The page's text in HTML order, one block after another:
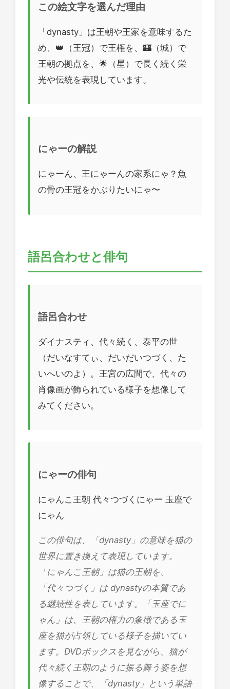
この絵文字を選んだ理由
「dynasty」は王朝や王家を意味するた
め、👑（王冠）で王権を、🏰（城）で
王朝の拠点を、🌟（星）で長く続く栄
光や伝統を表現しています。
にゃーの解説
にゃーん、王にゃーんの家系にゃ？魚
の骨の王冠をかぶりたいにゃ〜
語呂合わせと俳句
語呂合わせ
ダイナスティ、代々続く、泰平の世
（だいなすてぃ、だいだいつづく、た
いへいのよ）。王宮の広間で、代々の
肖像画が飾られている様子を想像して
みてください。
にゃーの俳句
にゃんこ王朝 代々つづくにゃー 玉座で
にゃん
この俳句は、「dynasty」の意味を猫の
世界に置き換えて表現しています。
「にゃんこ王朝」は猫の王朝を、
「代々つづく」は dynastyの本質であ
る継続性を表しています。「玉座でに
ゃん」は、王朝の権力の象徴である玉
座を猫が占領している様子を描いてい
ます。DVDボックスを見ながら、猫が
代々続く王朝のように振る舞う姿を想
像することで、「dynasty」という単語